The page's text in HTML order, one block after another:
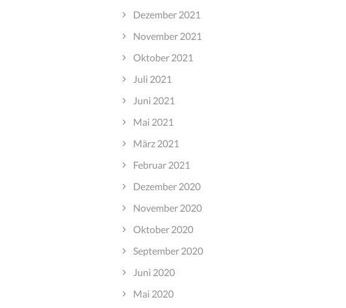
Dezember 2021
November 2021
Oktober 2021
Juli 2021
Juni 2021
Mai 2021
März 2021
Februar 2021
Dezember 2020
November 2020
Oktober 2020
September 2020
Juni 2020
Mai 2020